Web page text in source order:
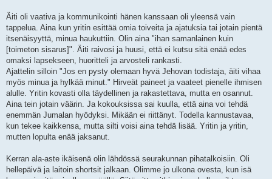
Äiti oli vaativa ja kommunikointi hänen kanssaan oli yleensä vain
tappelua. Aina kun yritin esittää omia toiveita ja ajatuksia tai jotain pientä
itsenäisyyttä, minua haukuttiin. Olin aina "ihan samanlainen kuin
[toimeton sisarus]". Äiti raivosi ja huusi, että ei kutsu sitä enää edes
omaksi lapsekseen, huoritteli ja arvosteli rankasti.
Ajattelin silloin "Jos en pysty olemaan hyvä Jehovan todistaja, äiti vihaa
myös minua ja hylkää minut." Hirveät paineet ja vaateet pienelle ihmisen
alulle. Yritin kovasti olla täydellinen ja rakastettava, mutta en osannut.
Aina tein jotain väärin. Ja kokouksissa sai kuulla, että aina voi tehdä
enemmän Jumalan hyödyksi. Mikään ei riittänyt. Todella kannustavaa,
kun tekee kaikkensa, mutta silti voisi aina tehdä lisää. Yritin ja yritin,
mutten lopulta enää jaksanut.
Kerran ala-aste ikäisenä olin lähdössä seurakunnan pihatalkoisiin. Oli
hellepäivä ja laitoin shortsit jalkaan. Olimme jo ulkona ovesta, kun isä